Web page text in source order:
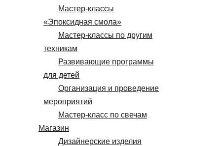
Мастер-классы
«Эпоксидная смола»
Мастер-классы по другим
техникам
Развивающие программы
для детей
Организация и проведение
мероприятий
Мастер-класс по свечам
Магазин
Дизайнерские изделия